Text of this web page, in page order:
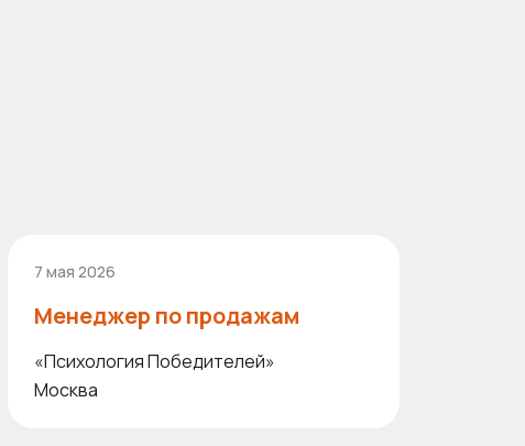
7 мая 2026
Менеджер по продажам
«Психология Победителей»
Москва